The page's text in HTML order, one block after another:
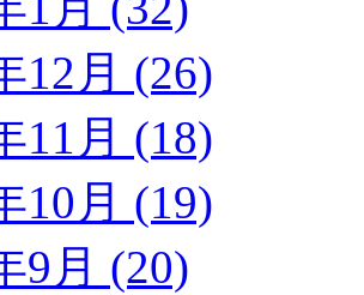
12月 (26)
11月 (18)
10月 (19)
9月 (20)